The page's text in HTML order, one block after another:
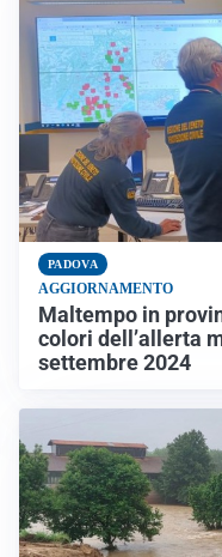
PADOVA
AGGIORNAMENTO
Maltempo in
colori dell’allerta
settembre 2024